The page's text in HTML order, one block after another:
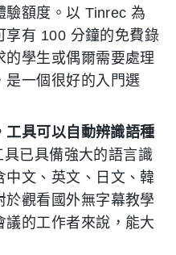
驗額度。以 Tinrec 為
享有 100 分鐘的免費錄
的學生或偶爾需要處理
是一個很好的入門選
具可以自動辨識語種
已具備強大的語言識
中文、英文、日文、韓
觀看國外無字幕教學
議的工作者來說，能大